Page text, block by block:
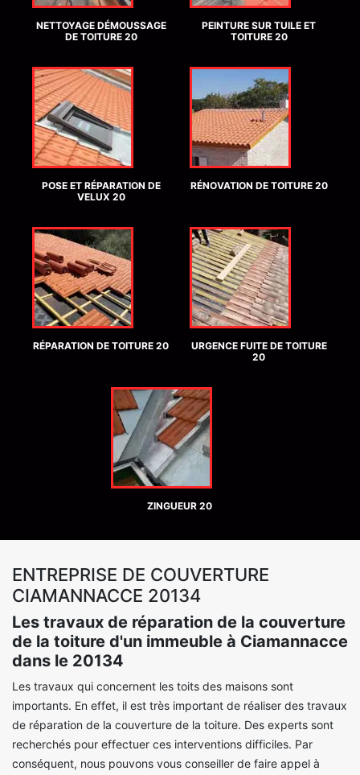
NETTOYAGE DÉMOUSSAGE
DE TOITURE 20
PEINTURE SUR TUILE ET
TOITURE 20
POSE ET RÉPARATION DE
VELUX 20
RÉNOVATION DE TOITURE 20
RÉPARATION DE TOITURE 20
URGENCE FUITE DE TOITURE
20
ZINGUEUR 20
ENTREPRISE DE COUVERTURE
CIAMANNACCE 20134
Les travaux de réparation de la couverture
de la toiture d'un immeuble à Ciamannacce
dans le 20134
Les travaux qui concernent les toits des maisons sont
importants. En effet, il est très important de réaliser des travaux
de réparation de la couverture de la toiture. Des experts sont
recherchés pour effectuer ces interventions difficiles. Par
conséquent, nous pouvons vous conseiller de faire appel à